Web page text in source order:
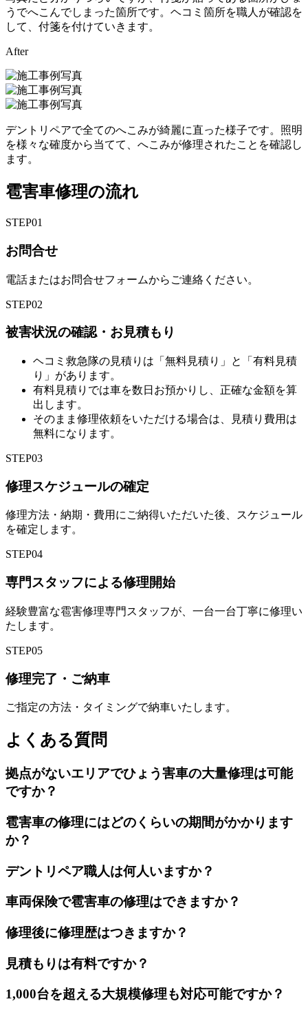
うでへこんでしまった箇所です。ヘコミ箇所を職人が確認を
して、付箋を付けていきます。
After
デントリペアで全てのへこみが綺麗に直った様子です。照明
を様々な確度から当てて、へこみが修理されたことを確認し
ます。
雹害車修理の流れ
STEP01
お問合せ
電話またはお問合せフォームからご連絡ください。
STEP02
被害状況の確認・お見積もり
ヘコミ救急隊の見積りは「無料見積り」と「有料見積
り」があります。
有料見積りでは車を数日お預かりし、正確な金額を算
出します。
そのまま修理依頼をいただける場合は、見積り費用は
無料になります。
STEP03
修理スケジュールの確定
修理方法・納期・費用にご納得いただいた後、スケジュール
を確定します。
STEP04
専門スタッフによる修理開始
経験豊富な雹害修理専門スタッフが、一台一台丁寧に修理い
たします。
STEP05
修理完了・ご納車
ご指定の方法・タイミングで納車いたします。
よくある質問
拠点がないエリアでひょう害車の大量修理は可能
ですか？
雹害車の修理にはどのくらいの期間がかかります
か？
デントリペア職人は何人いますか？
車両保険で雹害車の修理はできますか？
修理後に修理歴はつきますか？
見積もりは有料ですか？
1,000台を超える大規模修理も対応可能ですか？